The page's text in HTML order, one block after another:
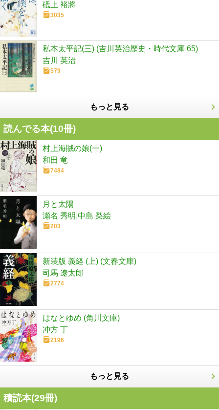
砥上 裕將
3035
私本太平記(三) (吉川英治歴史・時代文庫 65)
吉川 英治
579
もっと見る
読んでる本(10冊)
村上海賊の娘(一)
和田 竜
7484
月と太陽
瀬名 秀明,中島 梨絵
203
新装版 義経 (上) (文春文庫)
司馬 遼太郎
2774
はなとゆめ (角川文庫)
冲方 丁
2196
もっと見る
積読本(29冊)